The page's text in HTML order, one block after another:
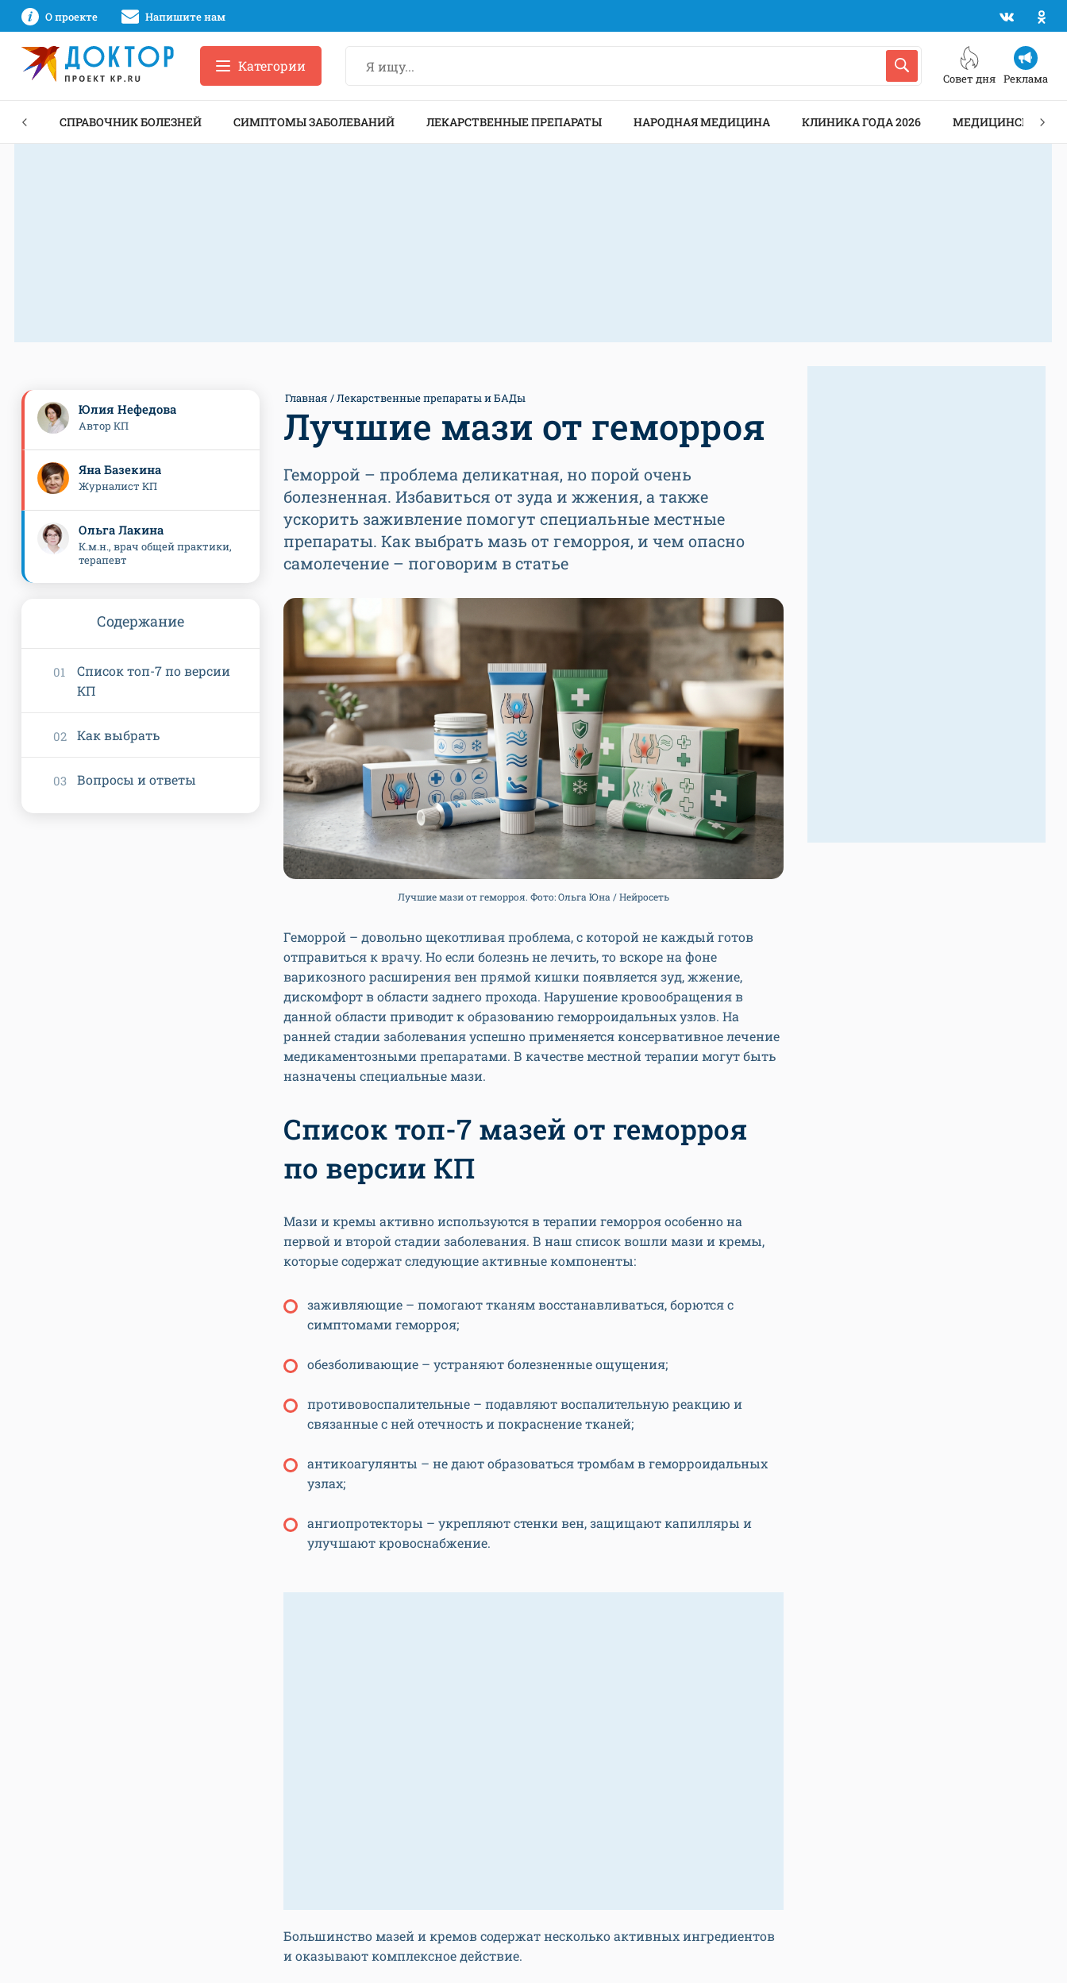
О проекте Напишите нам
Совет дня Реклама
Категории
СПРАВОЧНИК БОЛЕЗНЕЙ СИМПТОМЫ ЗАБОЛЕВАНИЙ ЛЕКАРСТВЕННЫЕ ПРЕПАРАТЫ НАРОДНАЯ МЕДИЦИНА КЛИНИКА ГОДА 2026 МЕДИЦИНСКИЕ
Главная Лекарственные препараты и БАДы
Лучшие мази от геморроя
Геморрой – проблема деликатная, но порой очень
болезненная. Избавиться от зуда и жжения, а также
ускорить заживление помогут специальные местные
препараты. Как выбрать мазь от геморроя, и чем опасно
самолечение – поговорим в статье
Лучшие мази от геморроя. Фото: Ольга Юна / Нейросеть
Геморрой – довольно щекотливая проблема, с которой не каждый готов
отправиться к врачу. Но если болезнь не лечить, то вскоре на фоне
варикозного расширения вен прямой кишки появляется зуд, жжение,
дискомфорт в области заднего прохода. Нарушение кровообращения в
данной области приводит к образованию геморроидальных узлов. На
ранней стадии заболевания успешно применяется консервативное лечение
медикаментозными препаратами. В качестве местной терапии могут быть
назначены специальные мази.
Список топ-7 мазей от геморроя
по версии КП
Мази и кремы активно используются в терапии геморроя особенно на
первой и второй стадии заболевания. В наш список вошли мази и кремы,
которые содержат следующие активные компоненты:
заживляющие – помогают тканям восстанавливаться, борются с
симптомами геморроя;
обезболивающие – устраняют болезненные ощущения;
противовоспалительные – подавляют воспалительную реакцию и
связанные с ней отечность и покраснение тканей;
антикоагулянты – не дают образоваться тромбам в геморроидальных
узлах;
ангиопротекторы – укрепляют стенки вен, защищают капилляры и
улучшают кровоснабжение.
Большинство мазей и кремов содержат несколько активных ингредиентов
и оказывают комплексное действие.
Юлия Нефедова
Автор КП
Яна Базекина
Журналист КП
Ольга Лакина
К.м.н., врач общей практики,
терапевт
Содержание
Список топ-7 по версии
КП
Как выбрать
Вопросы и ответы